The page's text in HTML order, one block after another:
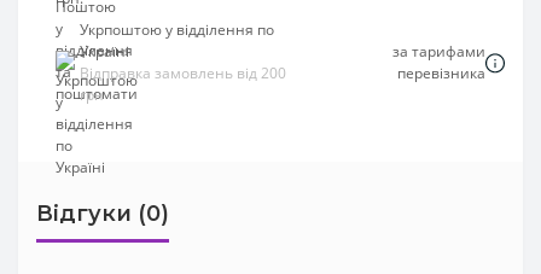
Укрпоштою у відділення по
Україні
Відправка замовлень від 200
грн
за тарифами
перевізника
Відгуки (0)